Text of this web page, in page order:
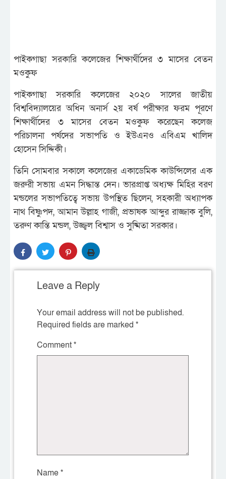
পাইকগাছা সরকারি কলেজের শিক্ষার্থীদের ৩ মাসের বেতন
মওকুফ
পাইকগাছা সরকারি কলেজের ২০২০ সালের জাতীয়
বিশ্ববিদ্যালয়ের অধিন অনার্স ২য় বর্ষ পরীক্ষার ফরম পূরণে
শিক্ষার্থীদের ৩ মাসের বেতন মওকুফ করেছেন কলেজ
পরিচালনা পর্ষদের সভাপতি ও ইউএনও এবিএম খালিদ
হোসেন সিদ্দিকী।
তিনি সোমবার সকালে কলেজের একাডেমিক কাউন্সিলের এক
জরুরী সভায় এমন সিদ্ধান্ত দেন। ভারপ্রাপ্ত অধ্যক্ষ মিহির বরণ
মন্ডলের সভাপতিত্বে সভায় উপস্থিত ছিলেন, সহকারী অধ্যাপক
নাথ বিষ্ণুপদ, আমান উল্লাহ গাজী, প্রভাষক আব্দুর রাজ্জাক বুলি,
তরুণ কান্তি মন্ডল, উজ্জ্বল বিশ্বাস ও সুষ্মিতা সরকার।
Leave a Reply
Your email address will not be published.
Required fields are marked *
Comment*
Name*